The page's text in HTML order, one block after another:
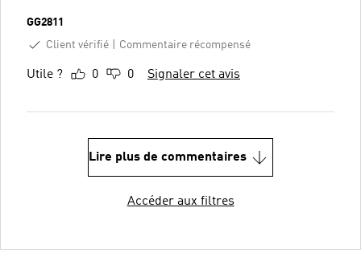
GG2811
Client vérifié
Commentaire récompensé
Utile ? 0 0 Signaler cet avis
Lire plus de commentaires
Accéder aux filtres